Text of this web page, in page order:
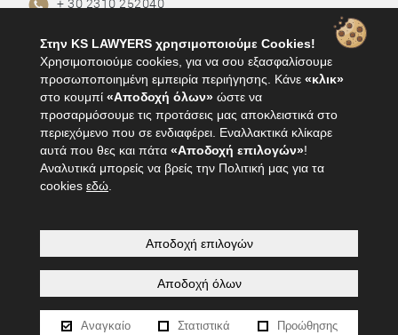
+30 2310 252625
info@ks-lawyers.gr
ΟΡΟΙ ΧΡΗΣΗΣ
ΠΟΛΙΤΙΚΗ ΑΠΟΡΡΗΤΟΥ
ΠΑΡΕΧΟΜΕΝΕΣ ΥΠΗΡΕΣΙΕΣ
Designed & Developed by FDN GROUP
Στην KS LAWYERS χρησιμοποιούμε Cookies!
Χρησιμοποιούμε cookies, για να σου εξασφαλίσουμε
προσωποποιημένη εμπειρία περιήγησης. Κάνε «κλικ»
στο κουμπί «Αποδοχή όλων» ώστε να
προσαρμόσουμε τις προτάσεις μας αποκλειστικά στο
περιεχόμενο που σε ενδιαφέρει. Εναλλακτικά κλίκαρε
αυτά που θες και πάτα «Αποδοχή επιλογών»!
Αναλυτικά μπορείς να βρείς την Πολιτική μας για τα
cookies εδώ
Αποδοχή επιλογών
Αποδοχή όλων
Αναγκαίο Στατιστικά Προώθησης